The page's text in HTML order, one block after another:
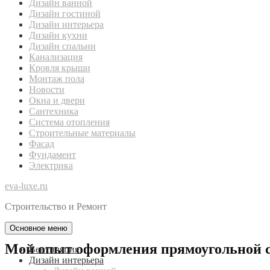
Дизайн ванной
Дизайн гостиной
Дизайн интерьера
Дизайн кухни
Дизайн спальни
Канализация
Кровля крыши
Монтаж пола
Новости
Окна и двери
Сантехника
Система отопления
Строительные материалы
Фасад
Фундамент
Электрика
eva-luxe.ru
Строительство и Ремонт
Основное меню
Вентиляция
Дизайн интерьера
Мой опыт оформления прямоугольной